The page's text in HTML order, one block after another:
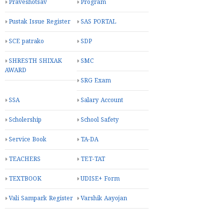
Praveshotsav Program
Pustak Issue Register SAS PORTAL
SCE patrako SDP
SHRESTH SHIXAK
AWARD
SMC
SRG Exam
SSA Salary Account
Scholership School Safety
Service Book TA-DA
TEACHERS TET-TAT
TEXTBOOK UDISE+ Form
Vali Sampark Register Varshik Aayojan